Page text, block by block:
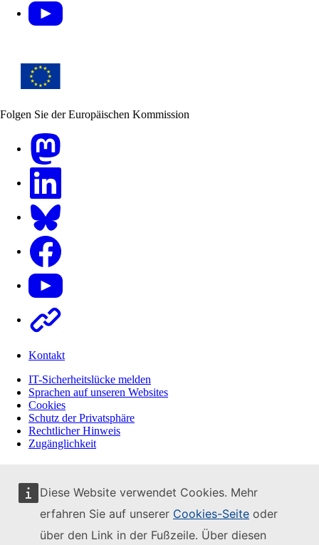
Diese Website verwendet Cookies. Mehr
erfahren Sie auf unserer Cookies-Seite oder
über den Link in der Fußzeile. Über diesen
Folgen Sie der Europäischen Kommission
Kontakt
IT-Sicherheitslücke melden
Sprachen auf unseren Websites
Cookies
Schutz der Privatsphäre
Rechtlicher Hinweis
Zugänglichkeit